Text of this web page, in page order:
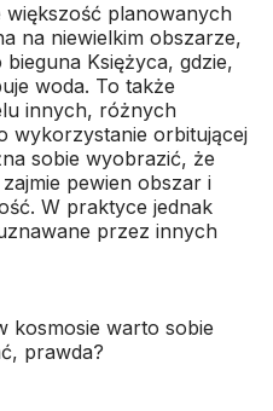
większość planowanych
na niewielkim obszarze,
Księżyca, gdzie,
woda. To także
innych, różnych
wykorzystanie orbitującej
sobie wyobrazić, że
pewien obszar i
W praktyce jednak
przez innych
kosmosie warto sobie
prawda?